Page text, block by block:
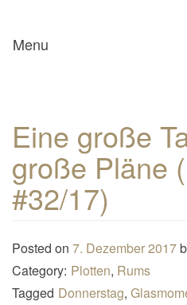
Mamili1910
Menu
Eine große
große Pläne
#32/17)
Posted on 7. Dezember 2017
Category: Plotten, Rums
Tagged Donnerstag,